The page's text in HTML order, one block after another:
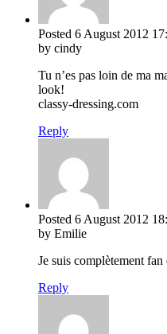
Posted 6 August 2012
by cindy
Tu n’es pas loin de ma
look!
classy-dressing.com
Reply
Posted 6 August 2012
by Emilie
Je suis complètement
Reply